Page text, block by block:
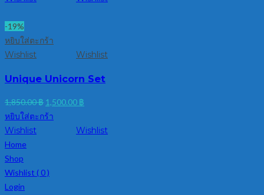
-19%
หยิบใส่ตะกร้า
Wishlist
Wishlist
Unique Unicorn Set
1,850.00฿ Original
price
1,500.00 ฿
is:
หยิบใส่ตะกร้า
Wishlist
Wishlist
Home
Shop
Wishlist (0)
Login